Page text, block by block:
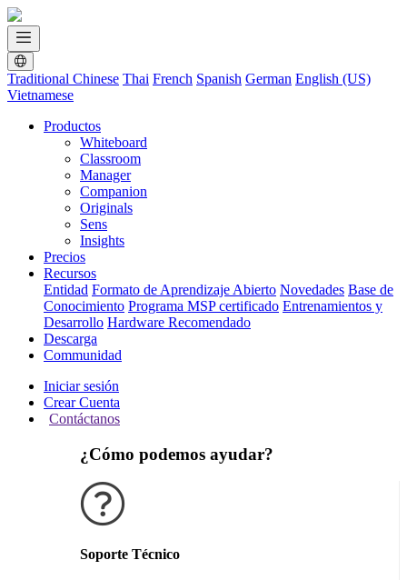
Traditional Chinese Thai French Spanish German English (US)
Vietnamese
Productos
Whiteboard
Classroom
Manager
Companion
Originals
Sens
Insights
Precios
Recursos
Entidad Formato de Aprendizaje Abierto Novedades Base de
Conocimiento Programa MSP certificado Entrenamientos y
Desarrollo Hardware Recomendado
Descarga
Communidad
Iniciar sesión
Crear Cuenta
Contáctanos
¿Cómo podemos ayudar?
Soporte Técnico